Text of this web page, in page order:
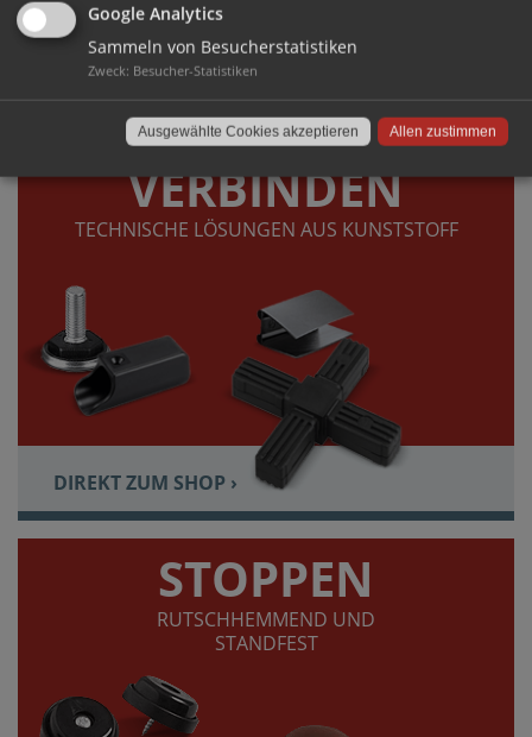
VERBINDEN
TECHNISCHE LÖSUNGEN AUS KUNSTSTOFF
DIREKT ZUM SHOP ›
STOPPEN
RUTSCHHEMMEND UND
STANDFEST
Google Analytics
Sammeln von Besucherstatistiken
Zweck: Besucher-Statistiken
Allen zustimmen
Ausgewählte Cookies akzeptieren